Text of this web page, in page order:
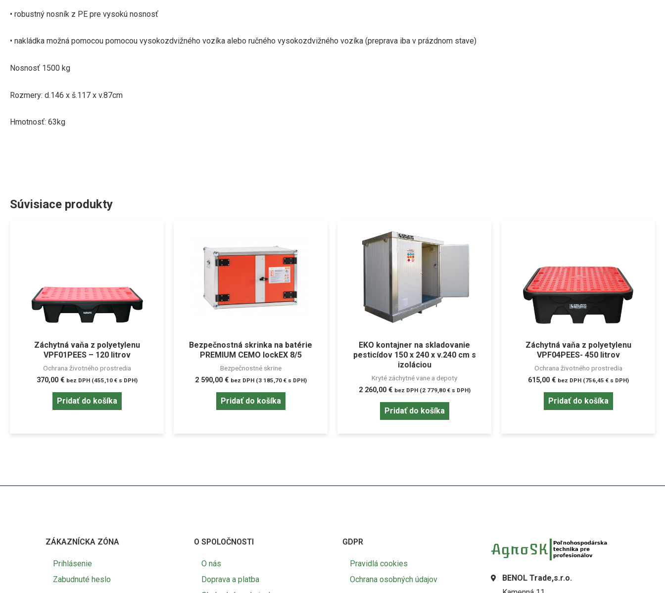
• robustný nosník z PE pre vysokú nosnosť
• nakládka možná pomocou pomocou vysokozdvižného vozíka alebo ručného vysokozdvižného vozíka (preprava iba v prázdnom stave)
Nosnosť 1500 kg
Rozmery: d.146 x š.117 x v.87cm
Hmotnosť: 63kg
Súvisiace produkty
Záchytná vaňa z polyetylenu
VPF01PEES – 120 litrov
Ochrana životného prostredia
370,00 € bez DPH (455,10 €s DPH)
Pridať do košíka
Bezpečnostná skrinka na batérie
PREMIUM CEMO lockEX 8/5
Bezpečnostné skrine
2 590,00 € bez DPH (3 185,70 €s DPH)
Pridať do košíka
EKO kontajner na skladovanie
pesticídov 150 x 240 x v.240 cm s
izoláciou
Kryté záchytné vane a depoty
2 260,00 € bez DPH (2 779,80 €s DPH)
Pridať do košíka
Záchytná vaňa z polyetylenu
VPF04PEES- 450 litrov
Ochrana životného prostredia
615,00 € bez DPH (756,45 €s DPH)
Pridať do košíka
ZÁKAZNÍCKA ZÓNA
Prihlásenie
Zabudnuté heslo
O SPOLOČNOSTI
O nás
Doprava a platba
GDPR
Pravidlá cookies
Ochrana osobných údajov
BENOL Trade,s.r.o.